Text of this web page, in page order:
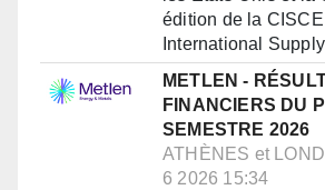
édition de la
International
METLEN -
FINANCIERS DU
SEMESTRE 2026
ATHÈNES et
6 2026 15:34